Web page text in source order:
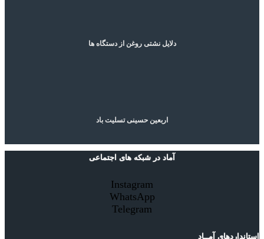
دلایل نشتی روغن از دستگاه ها
اربعین حسینی تسلیت باد
آماد در شبکه های اجتماعی
Instagram
WhatsApp
Telegram
استانداردهای آمــاد